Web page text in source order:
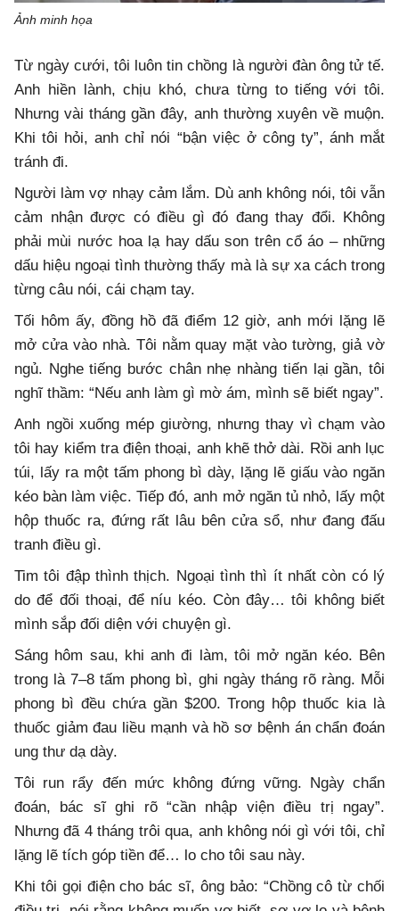
Ảnh minh họa
Từ ngày cưới, tôi luôn tin chồng là người đàn ông tử tế.
Anh hiền lành, chịu khó, chưa từng to tiếng với tôi.
Nhưng vài tháng gần đây, anh thường xuyên về muộn.
Khi tôi hỏi, anh chỉ nói “bận việc ở công ty”, ánh mắt
tránh đi.
Người làm vợ nhạy cảm lắm. Dù anh không nói, tôi vẫn
cảm nhận được có điều gì đó đang thay đổi. Không
phải mùi nước hoa lạ hay dấu son trên cổ áo – những
dấu hiệu ngoại tình thường thấy mà là sự xa cách trong
từng câu nói, cái chạm tay.
Tối hôm ấy, đồng hồ đã điểm 12 giờ, anh mới lặng lẽ
mở cửa vào nhà. Tôi nằm quay mặt vào tường, giả vờ
ngủ. Nghe tiếng bước chân nhẹ nhàng tiến lại gần, tôi
nghĩ thầm: “Nếu anh làm gì mờ ám, mình sẽ biết ngay”.
Anh ngồi xuống mép giường, nhưng thay vì chạm vào
tôi hay kiểm tra điện thoại, anh khẽ thở dài. Rồi anh lục
túi, lấy ra một tấm phong bì dày, lặng lẽ giấu vào ngăn
kéo bàn làm việc. Tiếp đó, anh mở ngăn tủ nhỏ, lấy một
hộp thuốc ra, đứng rất lâu bên cửa sổ, như đang đấu
tranh điều gì.
Tim tôi đập thình thịch. Ngoại tình thì ít nhất còn có lý
do để đối thoại, để níu kéo. Còn đây… tôi không biết
mình sắp đối diện với chuyện gì.
Sáng hôm sau, khi anh đi làm, tôi mở ngăn kéo. Bên
trong là 7–8 tấm phong bì, ghi ngày tháng rõ ràng. Mỗi
phong bì đều chứa gần $200. Trong hộp thuốc kia là
thuốc giảm đau liều mạnh và hồ sơ bệnh án chẩn đoán
ung thư dạ dày.
Tôi run rẩy đến mức không đứng vững. Ngày chẩn
đoán, bác sĩ ghi rõ “cần nhập viện điều trị ngay”.
Nhưng đã 4 tháng trôi qua, anh không nói gì với tôi, chỉ
lặng lẽ tích góp tiền để… lo cho tôi sau này.
Khi tôi gọi điện cho bác sĩ, ông bảo: “Chồng cô từ chối